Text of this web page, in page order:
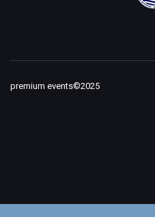
premium events©2025